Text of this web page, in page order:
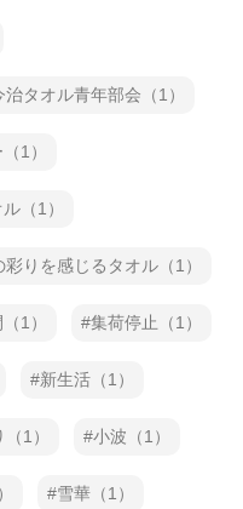
治タオル青年部会（1）
1）
（1）
彩りを感じるタオル（1）
1） 集荷停止（1）
新生活（1）
1） 小波（1）
雪華（1）